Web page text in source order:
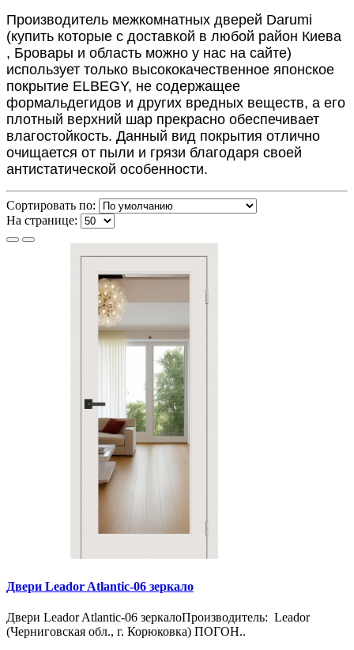
Производитель межкомнатных дверей Darumi
(купить которые с доставкой в любой район Киева
, Бровары и область можно у нас на сайте)
использует только высококачественное японское
покрытие ELBEGY, не содержащее
формальдегидов и других вредных веществ, а его
плотный верхний шар прекрасно обеспечивает
влагостойкость. Данный вид покрытия отлично
очищается от пыли и грязи благодаря своей
антистатической особенности.
Сортировать по:
На странице:
Двери Leador Atlantic-06 зеркало
Двери Leador Atlantic-06 зеркалоПроизводитель: Leador
(Черниговская обл., г. Корюковка) ПОГОН..